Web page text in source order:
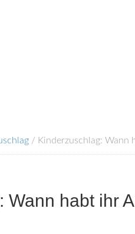
/ Kinderzuschlag: Wann
Wann habt ihr